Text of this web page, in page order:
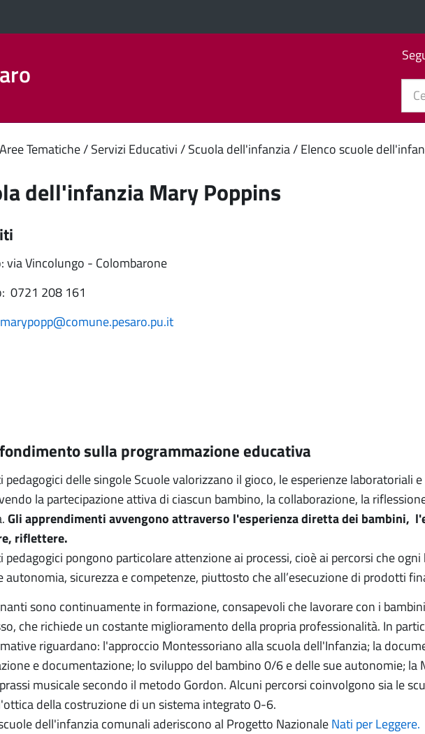
Aree Tematiche Servizi Educativi Scuola dell'infanzia Elenco scuole
dell'infanzia Mary Poppins
via Vincolungo - Colombarone
0721 208 161
sulla programmazione educativa
pedagogici delle singole Scuole valorizzano il gioco, le esperienze laboratoriali
la partecipazione attiva di ciascun bambino, la collaborazione, la
Gli apprendimenti avvengono attraverso l'esperienza diretta dei bambini,
riflettere.
pedagogici pongono particolare attenzione ai processi, cioè ai percorsi che
autonomia, sicurezza e competenze, piuttosto che all’esecuzione di prodotti
sono continuamente in formazione, consapevoli che lavorare con i
che richiede un costante miglioramento della propria professionalità. In
riguardano: l'approccio Montessoriano alla scuola dell'Infanzia; la
e documentazione; lo sviluppo del bambino 0/6 e delle sue autonomie; la
musicale secondo il metodo Gordon. Alcuni percorsi coinvolgono sia le
della costruzione di un sistema integrato 0-6.
dell'infanzia comunali aderiscono al Progetto NazionaleNati per Leggere.